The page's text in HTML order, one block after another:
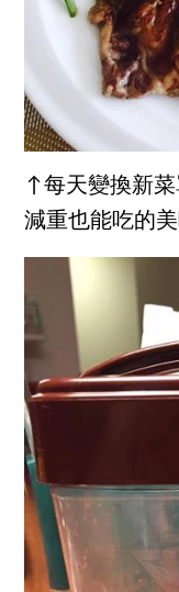
↑每天變換新
減重也能吃的美